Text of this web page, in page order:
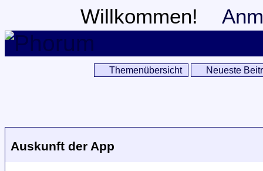
Willkommen!
Themenübersicht Neueste
Auskunft der App